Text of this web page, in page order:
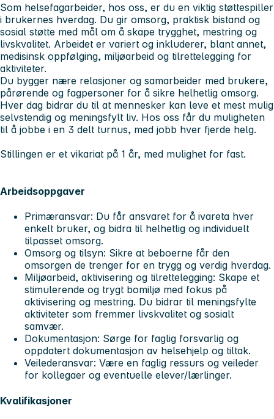
Som helsefagarbeider, hos oss, er du en viktig støttespiller
i brukernes hverdag. Du gir omsorg, praktisk bistand og
sosial støtte med mål om å skape trygghet, mestring og
livskvalitet. Arbeidet er variert og inkluderer, blant annet,
medisinsk oppfølging, miljøarbeid og tilrettelegging for
aktiviteter.
Du bygger nære relasjoner og samarbeider med brukere,
pårørende og fagpersoner for å sikre helhetlig omsorg.
Hver dag bidrar du til at mennesker kan leve et mest mulig
selvstendig og meningsfylt liv. Hos oss får du muligheten
til å jobbe i en 3 delt turnus, med jobb hver fjerde helg.
Stillingen er et vikariat på 1 år, med mulighet for fast.
Arbeidsoppgaver
Primæransvar: Du får ansvaret for å ivareta hver
enkelt bruker, og bidra til helhetlig og individuelt
tilpasset omsorg.
Omsorg og tilsyn: Sikre at beboerne får den
omsorgen de trenger for en trygg og verdig hverdag.
Miljøarbeid, aktivisering og tilrettelegging: Skape et
stimulerende og trygt bomiljø med fokus på
aktivisering og mestring. Du bidrar til meningsfylte
aktiviteter som fremmer livskvalitet og sosialt
samvær.
Dokumentasjon: Sørge for faglig forsvarlig og
oppdatert dokumentasjon av helsehjelp og tiltak.
Veilederansvar: Være en faglig ressurs og veileder
for kollegaer og eventuelle elever/lærlinger.
Kvalifikasjoner